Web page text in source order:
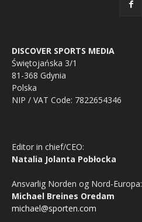
DISCOVER SPORTS MEDIA
Świętojańska 3/1
81-368 Gdynia
Polska
NIP / VAT Code: 7822654346
Editor in chief/CEO:
Natalia Jolanta Pobłocka
Ansvarlig Norden og Nord-Europa:
Michael Breines Oredam
michael@sporten.com